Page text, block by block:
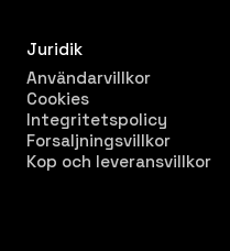
Juridik
Användarvillkor
Cookies
Integritetspolicy
Forsaljningsvillkor
Kop och leveransvillkor